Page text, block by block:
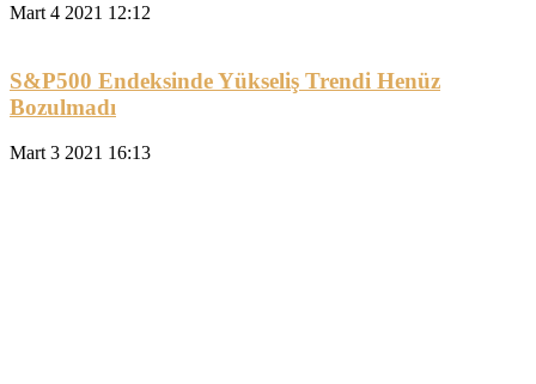
Mart 4 2021 12:12
S&P500 Endeksinde Yükseliş Trendi Henüz
Bozulmadı
Mart 3 2021 16:13